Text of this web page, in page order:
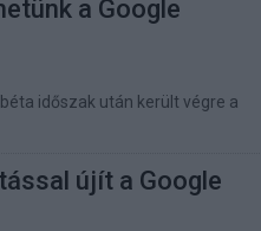
a Google
időszak után került végre a
újít a Google